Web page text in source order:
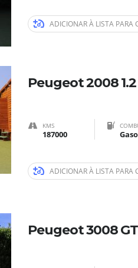
ADICIONAR À LISTA PARA
Peugeot 2008
KMS
187000
ADICIONAR À LISTA PARA
Peugeot 3008 GT